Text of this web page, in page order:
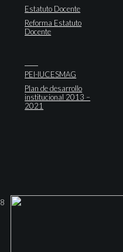
Estatuto Docente
Reforma Estatuto
Docente
PEI-IUCESMAG
Plan de desarrollo
institucional 2013 –
2021